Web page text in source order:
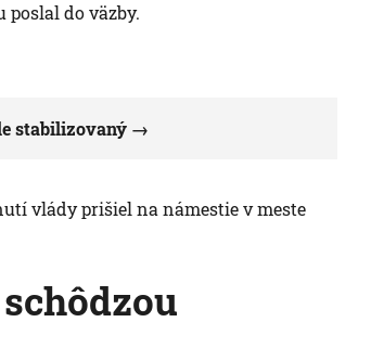
do väzby.
stabilizovaný
vlády prišiel na námestie v meste